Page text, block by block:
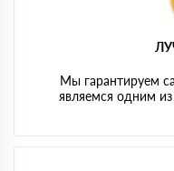
Мы гарантируем
являемся одним